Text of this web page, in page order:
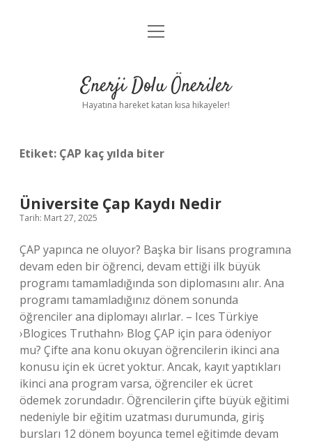
Anasayfa
Yasal Uyarı
menüyü
Enerji Dolu Öneriler
Hayatına hareket katan kısa hikayeler!
Etiket: ÇAP kaç yılda biter
Üniversite Çap Kaydı Nedir
Tarih: Mart 27, 2025
ÇAP yapınca ne oluyor? Başka bir lisans programına
devam eden bir öğrenci, devam ettiği ilk büyük
programı tamamladığında son diplomasını alır. Ana
programı tamamladığınız dönem sonunda
öğrenciler ana diplomayı alırlar. – Ices Türkiye
›Blogices Truthahn› Blog ÇAP için para ödeniyor
mu? Çifte ana konu okuyan öğrencilerin ikinci ana
konusu için ek ücret yoktur. Ancak, kayıt yaptıkları
ikinci ana program varsa, öğrenciler ek ücret
ödemek zorundadır. Öğrencilerin çifte büyük eğitimi
nedeniyle bir eğitim uzatması durumunda, giriş
bursları 12 dönem boyunca temel eğitimde devam